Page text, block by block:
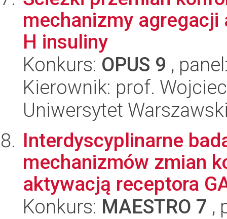
mechanizmy
H insuliny
Konkurs: OPUS 9 ,
Kierownik: prof.
Uniwersytet
Interdyscyplinarne
mechanizmów zmian
aktywacją receptora
Konkurs: MAESTRO 7 ,